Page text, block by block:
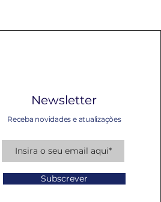
Newsletter
Receba novidades e atualizações
Subscrever